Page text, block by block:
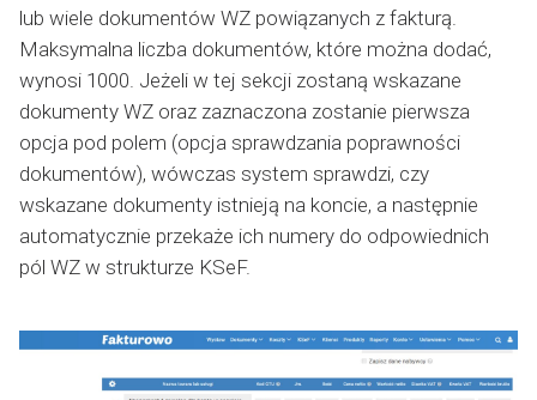
lub wiele dokumentów WZ powiązanych z fakturą.
Maksymalna liczba dokumentów, które można dodać,
wynosi 1000. Jeżeli w tej sekcji zostaną wskazane
dokumenty WZ oraz zaznaczona zostanie pierwsza
opcja pod polem (opcja sprawdzania poprawności
dokumentów), wówczas system sprawdzi, czy
wskazane dokumenty istnieją na koncie, a następnie
automatycznie przekaże ich numery do odpowiednich
pól WZ w strukturze KSeF.